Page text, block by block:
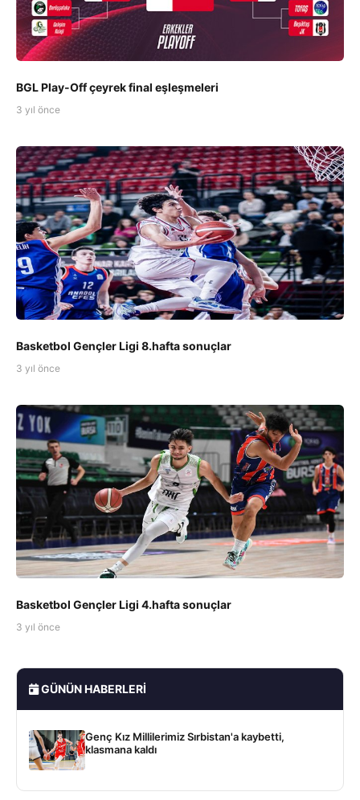
BGL Play-Off çeyrek final eşleşmeleri
3 yıl önce
Basketbol Gençler Ligi 8.hafta sonuçlar
3 yıl önce
Basketbol Gençler Ligi 4.hafta sonuçlar
3 yıl önce
GÜNÜN HABERLERI
Genç Kız Millilerimiz Sırbistan'a kaybetti,
klasmana kaldı